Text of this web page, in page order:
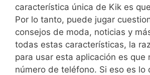
característica única de Kik es
Por lo tanto, puede jugar
consejos de moda, noticias y
todas estas características, la
para usar esta aplicación es que
número de teléfono. Si eso es lo